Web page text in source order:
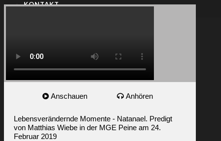
KONTAKT
Anschauen Anhören
Lebensverändernde Momente - Natanael. Predigt
von Matthias Wiebe in der MGE Peine am 24.
Februar 2019